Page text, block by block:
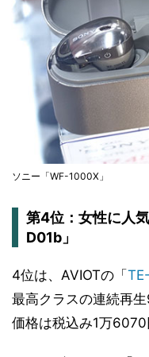
ソニー「WF-1000X」
第4位：女性に人
D01b」
4位は、AVIOTの「
最高クラスの連続再
価格は税込み1万6070